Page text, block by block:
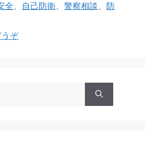
全、 自己防衛、 警察相談、 防
ぞ